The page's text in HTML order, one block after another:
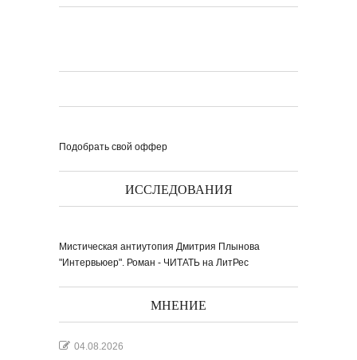
Подобрать свой оффер
ИССЛЕДОВАНИЯ
Мистическая антиутопия Дмитрия Плынова
"Интервьюер". Роман - ЧИТАТЬ на ЛитРес
МНЕНИЕ
04.08.2026